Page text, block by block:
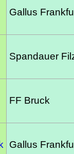
Gallus
Spandauer
FF Bruck
Gallus